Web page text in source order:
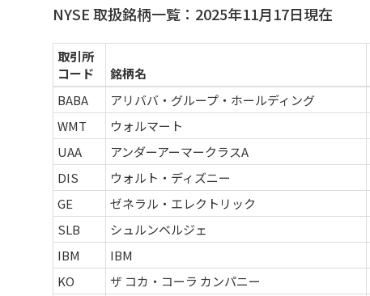
NYSE 取扱銘柄一覧：2025年11月17日現在
取引所
コード
銘柄名
BABA
アリババ・グループ・ホールディング
WMT
ウォルマート
UAA
アンダーアーマークラスA
DIS
ウォルト・ディズニー
GE
ゼネラル・エレクトリック
SLB
シュルンベルジェ
IBM
IBM
KO
ザ コカ・コーラ カンパニー